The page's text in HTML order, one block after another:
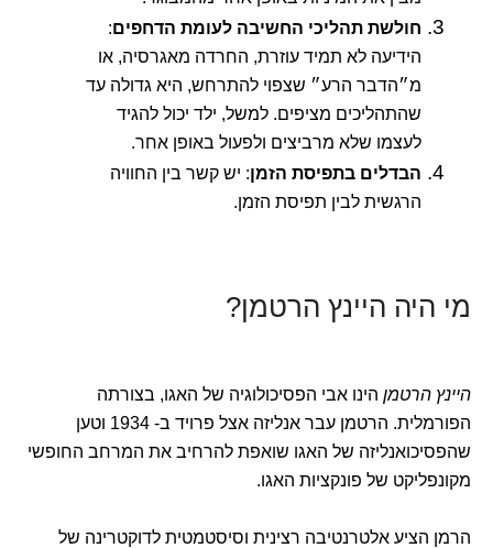
חולשת תהליכי החשיבה לעומת הדחפים:
הידיעה לא תמיד עוזרת, החרדה מאגרסיה, או
מ״הדבר הרע״ שצפוי להתרחש, היא גדולה עד
שהתהליכים מציפים. למשל, ילד יכול להגיד
לעצמו שלא מרביצים ולפעול באופן אחר.
הבדלים בתפיסת הזמן: יש קשר בין החוויה
הרגשית לבין תפיסת הזמן.
מי היה היינץ הרטמן?
היינץ הרטמן הינו אבי הפסיכולוגיה של האגו, בצורתה
הפורמלית. הרטמן עבר אנליזה אצל פרויד ב- 1934 וטען
שהפסיכואנליזה של האגו שואפת להרחיב את המרחב החופשי
מקונפליקט של פונקציות האגו.
הרמן הציע אלטרנטיבה רצינית וסיסטמטית לדוקטרינה של